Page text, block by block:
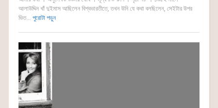
আলাউদ্দিন খাঁ দুইমাস আছিলেন বিশ্বভারতীতে, তখন উনি যে কথা বলছিলেন, সেইটার উপর
ভিত... পুরোটা পড়ুন